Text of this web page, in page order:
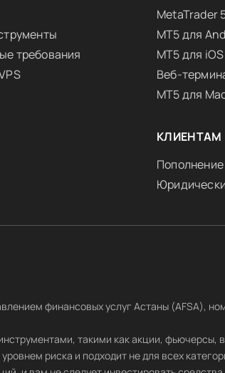
требования
MetaTrader
MT5 для
MT5 для iOS
Веб-
MT5 для
КЛИЕНТАМ
финансовых услуг Астаны (AFSA),
такими как акции, фьючерсы,
риска и подходит не для всех